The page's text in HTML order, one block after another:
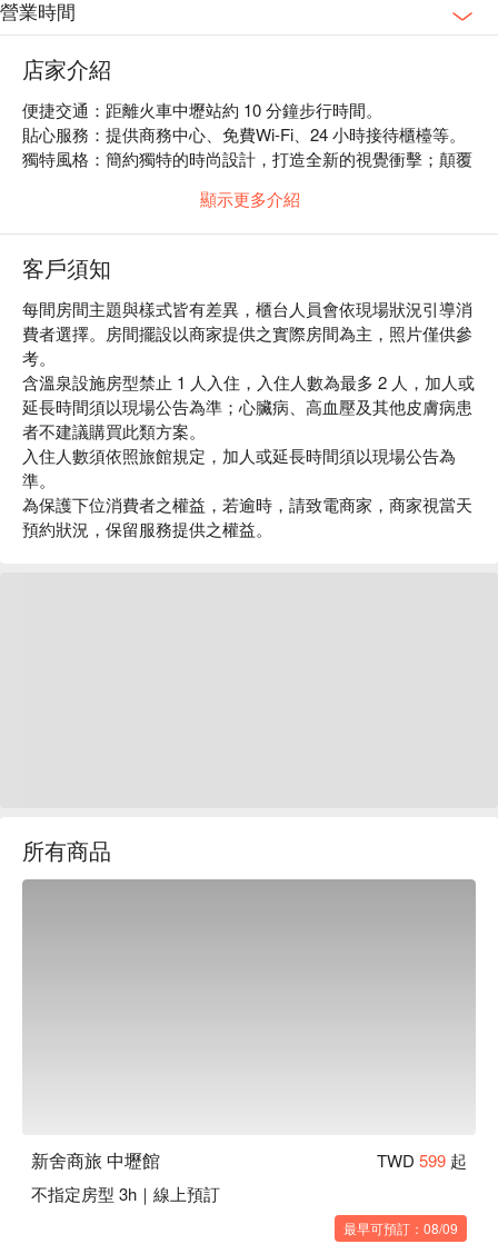
營業時間
店家介紹
便捷交通：距離火車中壢站約 10 分鐘步行時間。
貼心服務：提供商務中心、免費Wi-Fi、24 小時接待櫃檯等。
獨特風格：簡約獨特的時尚設計，打造全新的視覺衝擊；顛覆
顯示更多介紹
客戶須知
每間房間主題與樣式皆有差異，櫃台人員會依現場狀況引導消
費者選擇。房間擺設以商家提供之實際房間為主，照片僅供參
考。
含溫泉設施房型禁止 1 人入住，入住人數為最多 2 人，加人或
延長時間須以現場公告為準；心臟病、高血壓及其他皮膚病患
者不建議購買此類方案。
入住人數須依照旅館規定，加人或延長時間須以現場公告為
準。
為保護下位消費者之權益，若逾時，請致電商家，商家視當天
預約狀況，保留服務提供之權益。
所有商品
新舍商旅 中壢館 TWD 599 起
不指定房型 3h｜線上預訂
最早可預訂：08/09